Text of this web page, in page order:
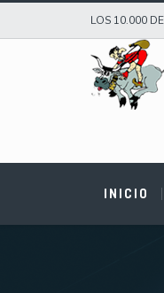
LOS 10.000
INICIO